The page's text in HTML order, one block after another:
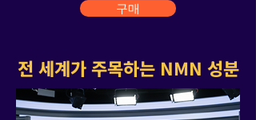
구매
전 세계가 주목하는 NMN 성분